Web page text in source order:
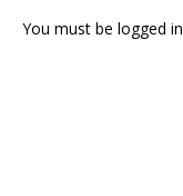
You must be logged in